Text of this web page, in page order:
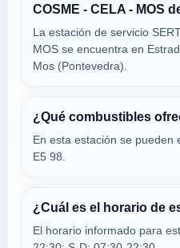
a 5.5 Km
Estrada Estrada PorriÑo-
PLENERGY
a 5.56 Km
PORTELA,
36311
COSME - CELA - MOS
La estación de servicio
MOS se encuentra en
Mos (Pontevedra).
¿Qué combustibles
En esta estación se pueden
E5 98.
¿Cuál es el horario de
El horario informado para